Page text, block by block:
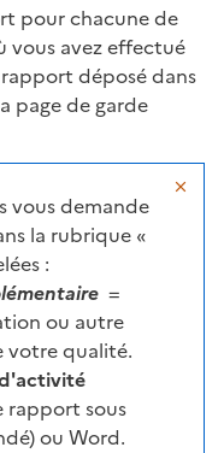
pour chacune de
vous avez effectué
déposé dans
page de garde
vous demande
la rubrique «
:
=
ou autre
qualité.
rapport sous
ou Word.